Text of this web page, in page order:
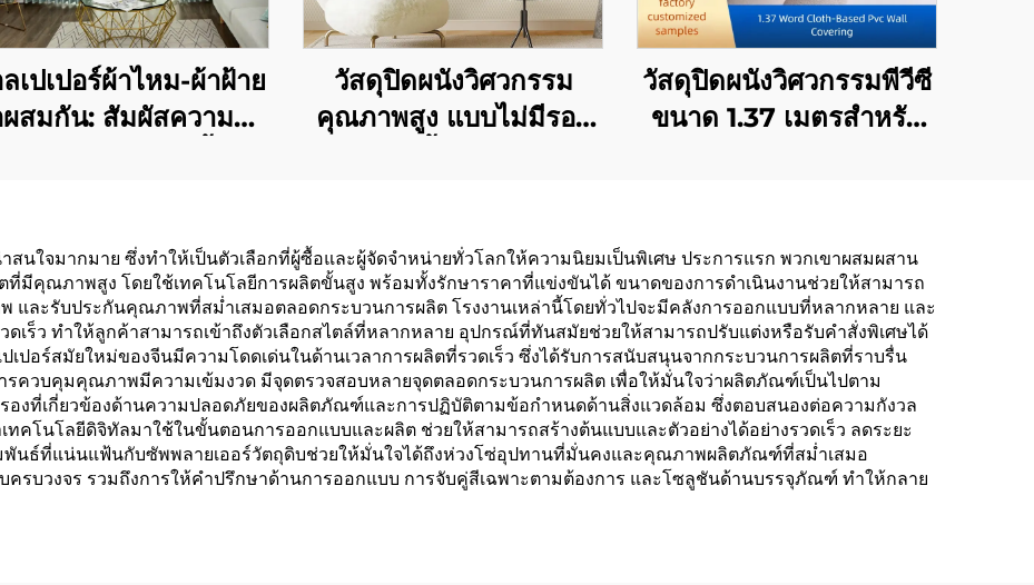
เปเปอร์ผ้าไหม-ผ้าฝ้าย
สมกัน: สัมผัสความนุ่ม
สำหรับผนัง
วัสดุปิดผนังวิศวกรรม
คุณภาพสูง แบบไม่มีรอย
บ้าน ตกแต่งสไตล์หรูหรา
แบบเบา ๆ ขายตรงจาก
โรงงาน
วัสดุปิดผนังวิศวกรรมพีวีซี
ขนาด 1.37 เมตรสำหรับ
สนใจมากมาย ซึ่งทำให้เป็นตัวเลือกที่ผู้ซื้อและผู้จัดจำหน่ายทั่วโลกให้ความนิยมเป็นพิเศษ ประการแรก พวกเขาผสมผสาน
มีคุณภาพสูง โดยใช้เทคโนโลยีการผลิตขั้นสูง พร้อมทั้งรักษาราคาที่แข่งขันได้ ขนาดของการดำเนินงานช่วยให้สามารถ
และรับประกันคุณภาพที่สม่ำเสมอตลอดกระบวนการผลิต โรงงานเหล่านี้โดยทั่วไปจะมีคลังการออกแบบที่หลากหลาย และ
เร็ว ทำให้ลูกค้าสามารถเข้าถึงตัวเลือกสไตล์ที่หลากหลาย อุปกรณ์ที่ทันสมัยช่วยให้สามารถปรับแต่งหรือรับคำสั่งพิเศษได้
ปอร์สมัยใหม่ของจีนมีความโดดเด่นในด้านเวลาการผลิตที่รวดเร็ว ซึ่งได้รับการสนับสนุนจากกระบวนการผลิตที่ราบรื่น
ควบคุมคุณภาพมีความเข้มงวด มีจุดตรวจสอบหลายจุดตลอดกระบวนการผลิต เพื่อให้มั่นใจว่าผลิตภัณฑ์เป็นไปตาม
องที่เกี่ยวข้องด้านความปลอดภัยของผลิตภัณฑ์และการปฏิบัติตามข้อกำหนดด้านสิ่งแวดล้อม ซึ่งตอบสนองต่อความกังวล
คโนโลยีดิจิทัลมาใช้ในขั้นตอนการออกแบบและผลิต ช่วยให้สามารถสร้างต้นแบบและตัวอย่างได้อย่างรวดเร็ว ลดระยะ
พันธ์ที่แน่นแฟ้นกับซัพพลายเออร์วัตถุดิบช่วยให้มั่นใจได้ถึงห่วงโซ่อุปทานที่มั่นคงและคุณภาพผลิตภัณฑ์ที่สม่ำเสมอ
ครบวงจร รวมถึงการให้คำปรึกษาด้านการออกแบบ การจับคู่สีเฉพาะตามต้องการ และโซลูชันด้านบรรจุภัณฑ์ ทำให้กลาย